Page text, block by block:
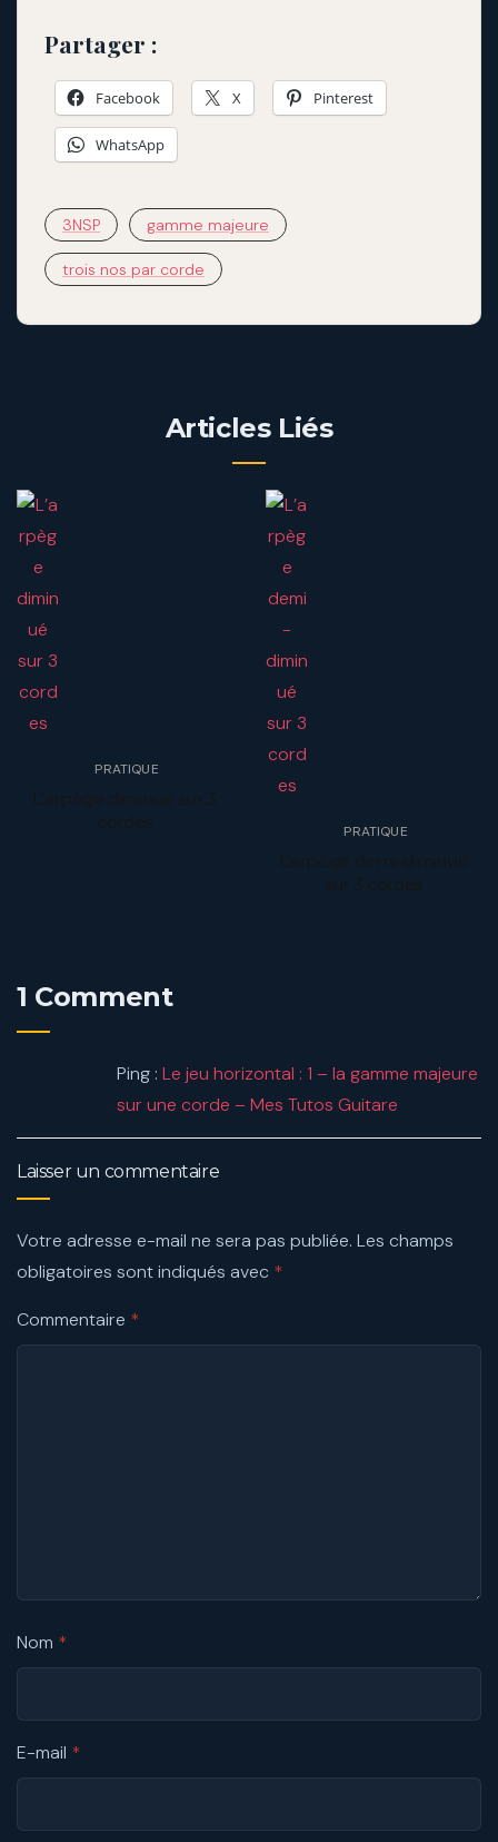
Partager :
Facebook X Pinterest
WhatsApp
3NSP gamme majeure
trois nos par corde
Articles Liés
PRATIQUE
PRATIQUE
1 Comment
Ping : Le jeu horizontal : 1 – la gamme majeure
sur une corde – Mes Tutos Guitare
Laisser un commentaire
Votre adresse e-mail ne sera pas publiée. Les champs
obligatoires sont indiqués avec *
Commentaire *
Nom *
E-mail *